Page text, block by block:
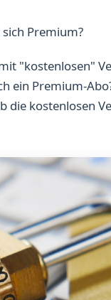
Premium?
"kostenlosen"
ein Premium-
die kostenlosen